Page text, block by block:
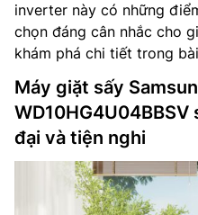
inverter này có những
chọn đáng cân nhắc cho
khám phá chi tiết trong
Máy giặt sấy
đại và tiện nghi